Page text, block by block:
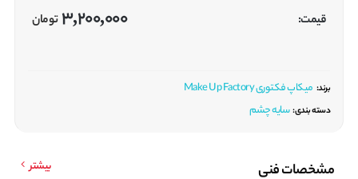
قیمت: 3,200,000 تومان
برند: میکاپ فکتوری Make Up Factory
دسته بندی: سایه چشم
مشخصات فنی بیشتر